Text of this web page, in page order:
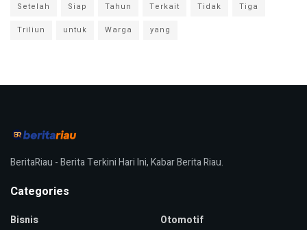
Setelah
Siap Tahun Terkait Tidak
Tiga
Triliun
untuk Warga yang
BeritaRiau - Berita Terkini Hari Ini, Kabar Berita Riau.
Categories
Bisnis
Otomotif